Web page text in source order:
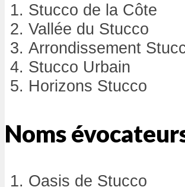
Stucco de la Côte
Vallée du Stucco
Arrondissement
Stucco Urbain
Horizons Stucco
Noms
Oasis de Stucco